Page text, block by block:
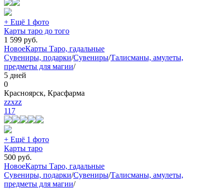
+ Ещё 1 фото
Карты таро до того
1 599 руб.
НовоеКарты Таро, гадальные
Сувениры, подарки/Сувениры/Талисманы, амулеты,
предметы для магии/
5 дней
0
Красноярск, Красфарма
zzxzz
117
+ Ещё 1 фото
Карты таро
500 руб.
НовоеКарты Таро, гадальные
Сувениры, подарки/Сувениры/Талисманы, амулеты,
предметы для магии/